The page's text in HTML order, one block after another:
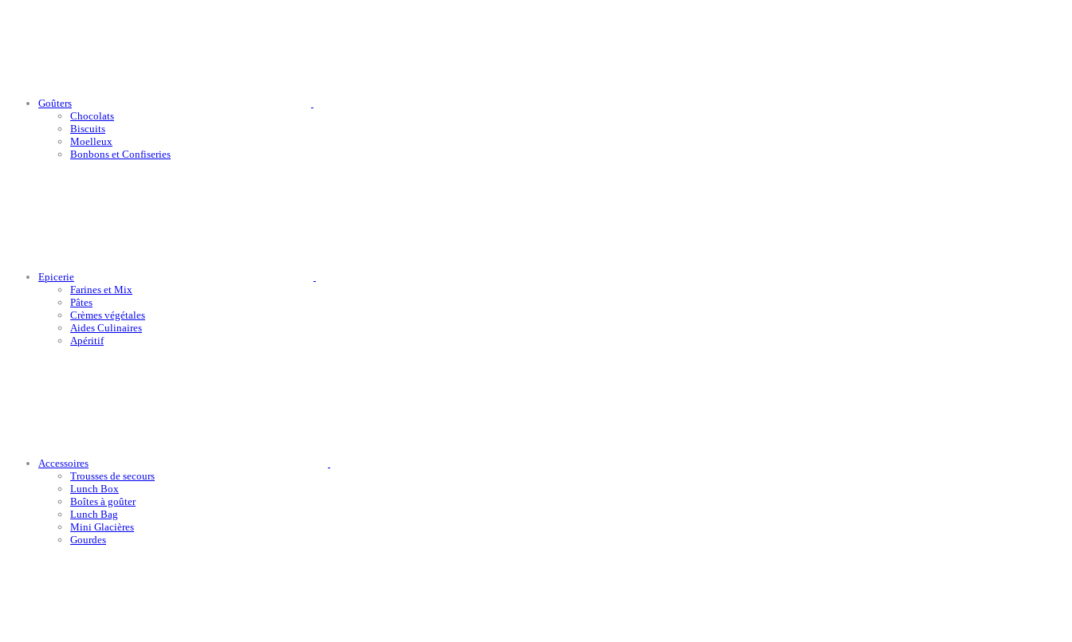
Goûters
Chocolats
Biscuits
Moelleux
Bonbons et Confiseries
Epicerie
Farines et Mix
Pâtes
Crèmes végétales
Aides Culinaires
Apéritif
Accessoires
Trousses de secours
Lunch Box
Boîtes à goûter
Lunch Bag
Mini Glacières
Gourdes